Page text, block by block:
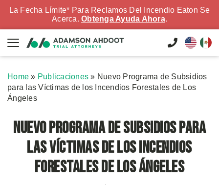
La Fecha Límite* Para Reclamos Del Incendio Eaton Se
Acerca. Obtenga Ayuda Ahora.
Home » Publicaciones » Nuevo Programa de Subsidios
para las Víctimas de los Incendios Forestales de Los
Ángeles
Nuevo Programa de Subsidios para
las Víctimas de los Incendios
Forestales de Los Ángeles